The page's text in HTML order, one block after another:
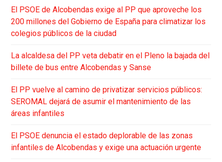
El PSOE de Alcobendas exige al PP que aproveche los
200 millones del Gobierno de España para climatizar los
colegios públicos de la ciudad
La alcaldesa del PP veta debatir en el Pleno la bajada del
billete de bus entre Alcobendas y Sanse
El PP vuelve al camino de privatizar servicios públicos:
SEROMAL dejará de asumir el mantenimiento de las
áreas infantiles
El PSOE denuncia el estado deplorable de las zonas
infantiles de Alcobendas y exige una actuación urgente